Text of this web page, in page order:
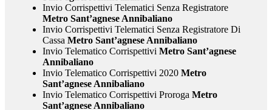
Invio Corrispettivi Telematici Senza Registratore
Metro Sant’agnese Annibaliano
Invio Corrispettivi Telematici Senza Registratore Di
Cassa Metro Sant’agnese Annibaliano
Invio Telematico Corrispettivi Metro Sant’agnese
Annibaliano
Invio Telematico Corrispettivi 2020Metro
Sant’agnese Annibaliano
Invio Telematico Corrispettivi Proroga Metro
Sant’agnese Annibaliano